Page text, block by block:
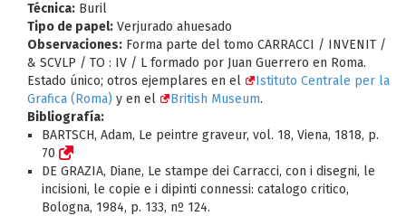
Técnica: Buril
Tipo de papel: Verjurado ahuesado
Observaciones: Forma parte del tomo CARRACCI / INVENIT /
& SCVLP / TO : IV / L formado por Juan Guerrero en Roma.
Estado único; otros ejemplares en el
Istituto Centrale per la
Grafica (Roma) y en el British Museum.
Bibliografía:
BARTSCH, Adam, Le peintre graveur, vol. 18, Viena, 1818, p.
70
DE GRAZIA, Diane, Le stampe dei Carracci, con i disegni, le
incisioni, le copie e i dipinti connessi: catalogo critico,
Bologna, 1984, p. 133, nº 124.